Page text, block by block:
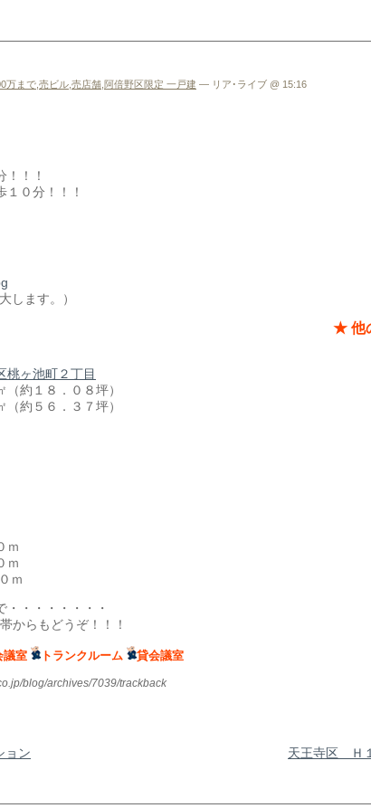
万まで 売ビル 売店舗 阿倍野区限定 一戸建 — リア･ライブ @ 15:16
！！！
０分！！！
します。）
★ 他
桃ヶ池町２丁目
８．０８坪）
６．３７坪）
ｍ
・・・・・・・
からもどうぞ！！！
議室 トランクルーム 貸会議室
blog/archives/7039/trackback
ン 天王寺区 Ｈ